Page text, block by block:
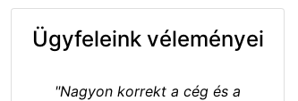
Ügyfeleink véleményei
"Nagyon korrekt a cég és a